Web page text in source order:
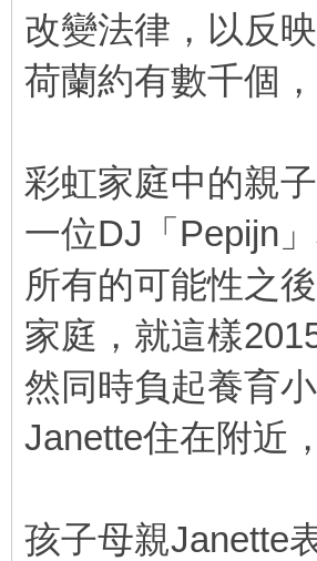
改變法律，以反
荷蘭約有數千個
彩虹家庭中的親
一位DJ「Pepijn
所有的可能性之
家庭，就這樣
然同時負起養育
Janette住在附近
孩子母親Janette